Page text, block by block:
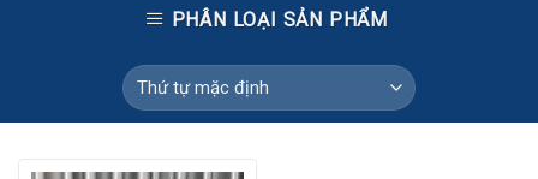
PHÂN LOẠI SẢN PHẨM